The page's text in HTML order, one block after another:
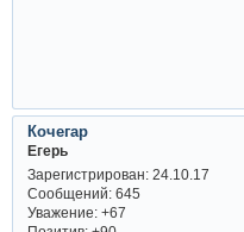
Кочегар
Егерь
Зарегистрирован: 24.10.17
Сообщений:645
Уважение: +67